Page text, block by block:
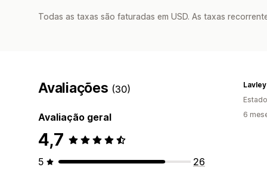
Todas as taxas são faturadas em USD. As taxas
Avaliações (30)
Avaliação geral
4,7
5
26
6